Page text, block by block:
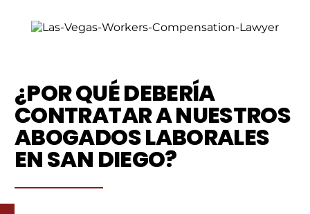
¿POR QUÉ DEBERÍA
CONTRATAR A NUESTROS
ABOGADOS LABORALES
EN SAN DIEGO?